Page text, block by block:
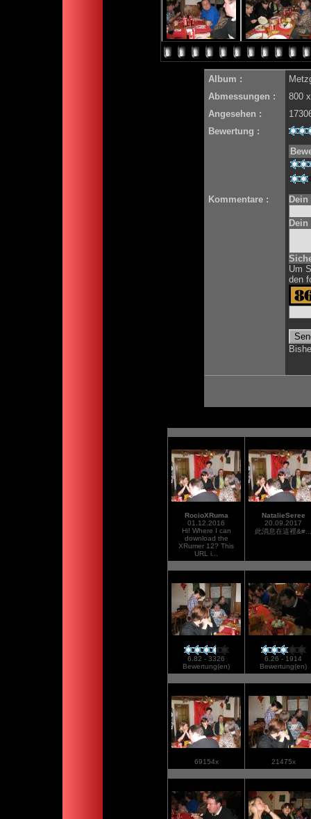
Album :
Abmessungen :
800
Angesehen :
Bewertung :
Kommentare : Dein
Um
den
RocioXRuma
01.12.2016
Hi! Where I can
download the
XRumer 12? This
URL i...
NatalieSeree
20.09.2017
此消息在這裡&#...
6.82 - 3326
Bewertung(en)
6.26 - 1914
Bewertung(en)
69154x 21475x